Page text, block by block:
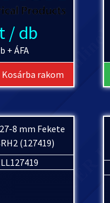
/ db
+ ÁFA
Kosárba rakom
8 mm Fekete
(127419)